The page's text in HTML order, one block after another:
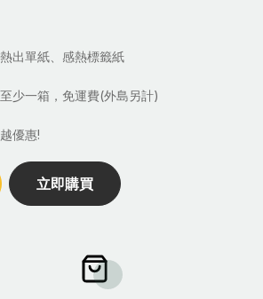
出單紙、感熱標籤紙
少一箱，免運費(外島另計)
優惠!
立即購買